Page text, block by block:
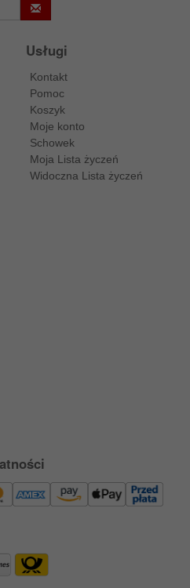
Usługi
Kontakt
Pomoc
Koszyk
Moje konto
Schowek
Moja Lista życzeń
Widoczna Lista życzeń